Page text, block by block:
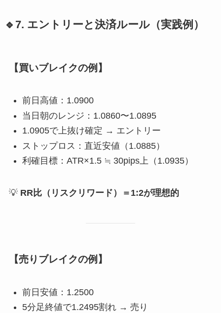
🔹7. エントリーと決済ルール（実践例）
【買いブレイクの例】
前日高値：1.0900
当日朝のレンジ：1.0860〜1.0895
1.0905で上抜け確定 → エントリー
ストップロス：直近安値（1.0885）
利確目標：ATR×1.5 ≒ 30pips上（1.0935）
💡 RR比（リスクリワード）＝1:2が理想的
【売りブレイクの例】
前日安値：1.2500
5分足終値で1.2495割れ → 売り